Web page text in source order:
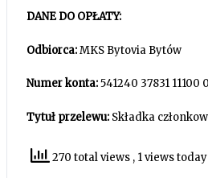
DANE DO OPŁATY:
Odbiorca:MKS Bytovia Bytów
Numer konta:541240 37831 11100
Tytuł przelewu: Składka
270 total views , 1 views today